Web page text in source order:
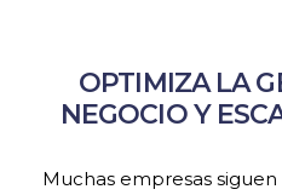
OPTIMIZA LA
NEGOCIO Y
Muchas empresas siguen